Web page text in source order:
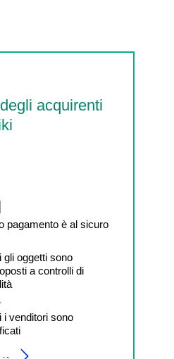
acquirenti
pagamento è al sicuro
gli oggetti sono
a controlli di
i venditori sono